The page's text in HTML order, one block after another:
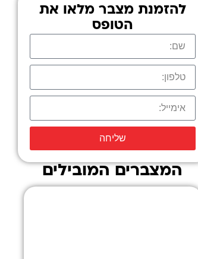
להזמנת מצבר מלאו את
הטופס
שליחה
המצברים המובילים